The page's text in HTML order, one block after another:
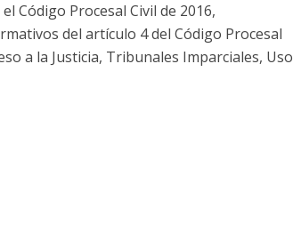
Código Procesal Civil de 2016,
del artículo 4 del Código Procesal
a la Justicia, Tribunales Imparciales, Uso